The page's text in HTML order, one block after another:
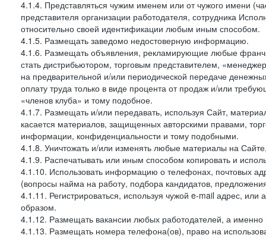
4.1.4. Представляться чужим именем или от чужого имени
представителя организации работодателя, сотрудника
относительно своей идентификации любым иным способом.
4.1.5. Размещать заведомо недостоверную информацию.
4.1.6. Размещать объявления, рекламирующие любые
стать дистрибьютором, торговым представителем,
на предварительной и/или периодической передаче
оплату труда только в виде процента от продаж и/или
«членов клуба» и тому подобное.
4.1.7. Размещать и/или передавать, используя Сайт,
касается материалов, защищенных авторскими правами,
информации, конфиденциальности и тому подобными.
4.1.8. Уничтожать и/или изменять любые материалы на
4.1.9. Распечатывать или иным способом копировать и
4.1.10. Использовать информацию о телефонах, почтовых
(вопросы найма на работу, подбора кандидатов,
4.1.11. Регистрироваться, используя чужой e-mail адрес,
образом.
4.1.12. Размещать вакансии любых работодателей, а
4.1.13. Размещать номера телефона(ов), право на